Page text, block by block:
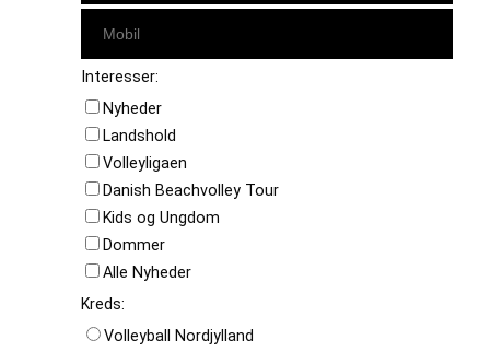
Interesser:
Nyheder
Landshold
Volleyligaen
Danish Beachvolley Tour
Kids og Ungdom
Dommer
Alle Nyheder
Kreds:
Volleyball Nordjylland